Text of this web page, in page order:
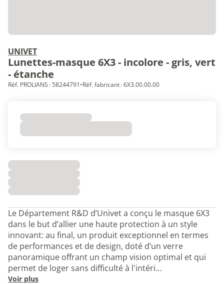
UNIVET
Lunettes-masque 6X3 - incolore - gris, vert
- étanche
Réf. PROLIANS : 58244791•Réf. fabricant : 6X3.00.00.00
Le Département R&D d’Univet a conçu le masque 6X3
dans le but d’allier une haute protection à un style
innovant: au final, un produit exceptionnel en termes
de performances et de design, doté d’un verre
panoramique offrant un champ vision optimal et qui
permet de loger sans difficulté à l'intéri…
Voir plus